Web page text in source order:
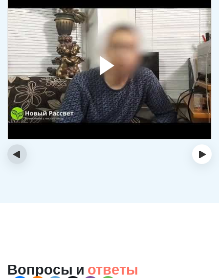
‹ ›
Вопросы и ответы